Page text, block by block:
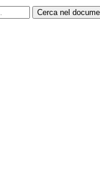
Cerca nel